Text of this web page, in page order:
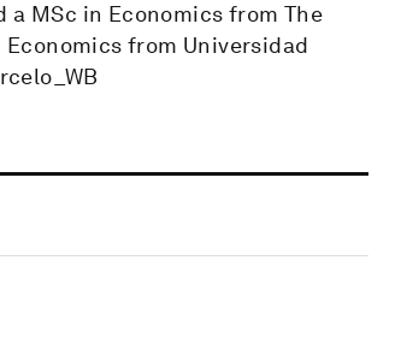
MSc in Economics from The
Economics from Universidad